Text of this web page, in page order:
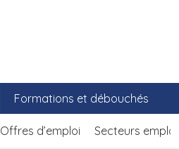
Formations et débouchés
Offres d’emploi Secteurs